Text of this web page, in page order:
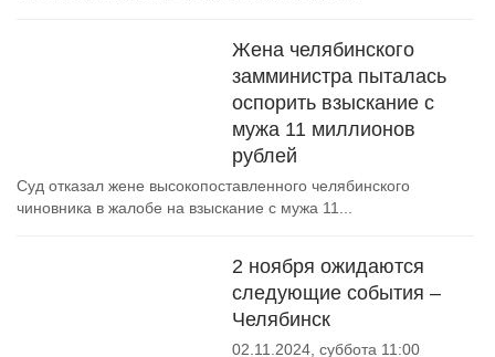
Жена челябинского
замминистра пыталась
оспорить взыскание с
мужа 11 миллионов
рублей
Суд отказал жене высокопоставленного челябинского
чиновника в жалобе на взыскание с мужа 11...
2 ноября ожидаются
следующие события –
Челябинск
02.11.2024, суббота 11:00